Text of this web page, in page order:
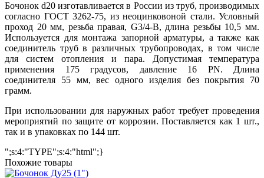
Бочонок d20 изготавливается в России из труб, производимых
согласно ГОСТ 3262-75, из неоцинковоной стали. Условный
проход 20 мм, резьба правая, G3/4-B, длина резьбы 10,5 мм.
Используется для монтажа запорной арматуры, а также как
соединитель труб в различных трубопроводах, в том числе
для систем отопления и пара. Допустимая температура
применения 175 градусов, давление 16 PN. Длина
соединителя 55 мм, вес одного изделия без покрытия 70
грамм.
При использовании для наружных работ требует проведения
мероприятий по защите от коррозии. Поставляется как 1 шт.,
так и в упаковках по 144 шт.
";s:4:"TYPE";s:4:"html";}
Похожие товары